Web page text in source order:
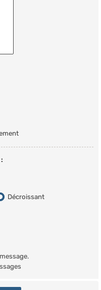
Décroissant